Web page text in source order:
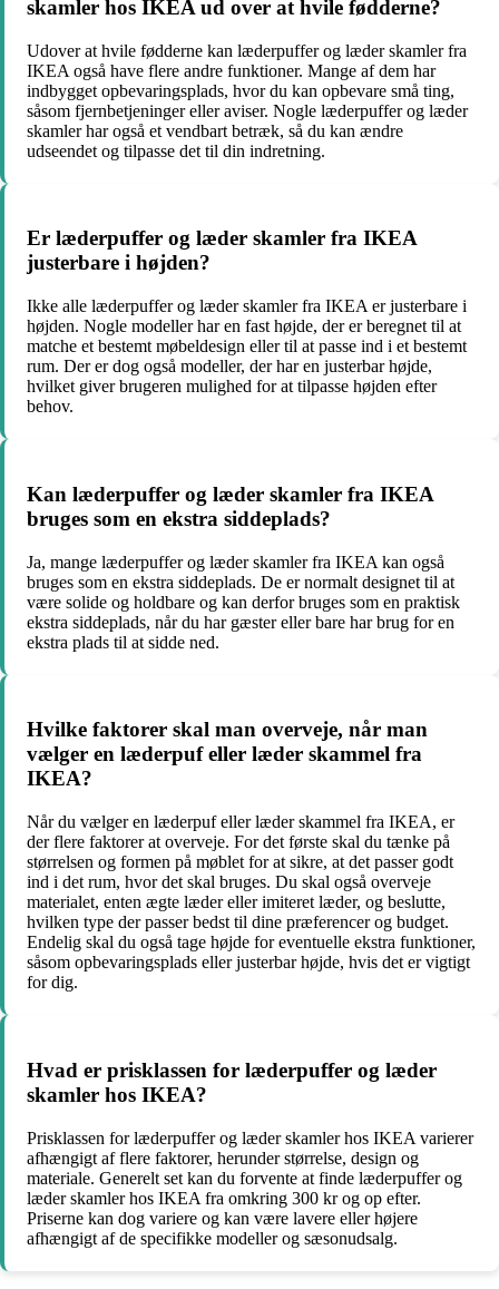
skamler hos IKEA ud over at hvile fødderne?
Udover at hvile fødderne kan læderpuffer og læder skamler fra
IKEA også have flere andre funktioner. Mange af dem har
indbygget opbevaringsplads, hvor du kan opbevare små ting,
såsom fjernbetjeninger eller aviser. Nogle læderpuffer og læder
skamler har også et vendbart betræk, så du kan ændre
udseendet og tilpasse det til din indretning.
Er læderpuffer og læder skamler fra IKEA
justerbare i højden?
Ikke alle læderpuffer og læder skamler fra IKEA er justerbare i
højden. Nogle modeller har en fast højde, der er beregnet til at
matche et bestemt møbeldesign eller til at passe ind i et bestemt
rum. Der er dog også modeller, der har en justerbar højde,
hvilket giver brugeren mulighed for at tilpasse højden efter
behov.
Kan læderpuffer og læder skamler fra IKEA
bruges som en ekstra siddeplads?
Ja, mange læderpuffer og læder skamler fra IKEA kan også
bruges som en ekstra siddeplads. De er normalt designet til at
være solide og holdbare og kan derfor bruges som en praktisk
ekstra siddeplads, når du har gæster eller bare har brug for en
ekstra plads til at sidde ned.
Hvilke faktorer skal man overveje, når man
vælger en læderpuf eller læder skammel fra
IKEA?
Når du vælger en læderpuf eller læder skammel fra IKEA, er
der flere faktorer at overveje. For det første skal du tænke på
størrelsen og formen på møblet for at sikre, at det passer godt
ind i det rum, hvor det skal bruges. Du skal også overveje
materialet, enten ægte læder eller imiteret læder, og beslutte,
hvilken type der passer bedst til dine præferencer og budget.
Endelig skal du også tage højde for eventuelle ekstra funktioner,
såsom opbevaringsplads eller justerbar højde, hvis det er vigtigt
for dig.
Hvad er prisklassen for læderpuffer og læder
skamler hos IKEA?
Prisklassen for læderpuffer og læder skamler hos IKEA varierer
afhængigt af flere faktorer, herunder størrelse, design og
materiale. Generelt set kan du forvente at finde læderpuffer og
læder skamler hos IKEA fra omkring 300 kr og op efter.
Priserne kan dog variere og kan være lavere eller højere
afhængigt af de specifikke modeller og sæsonudsalg.